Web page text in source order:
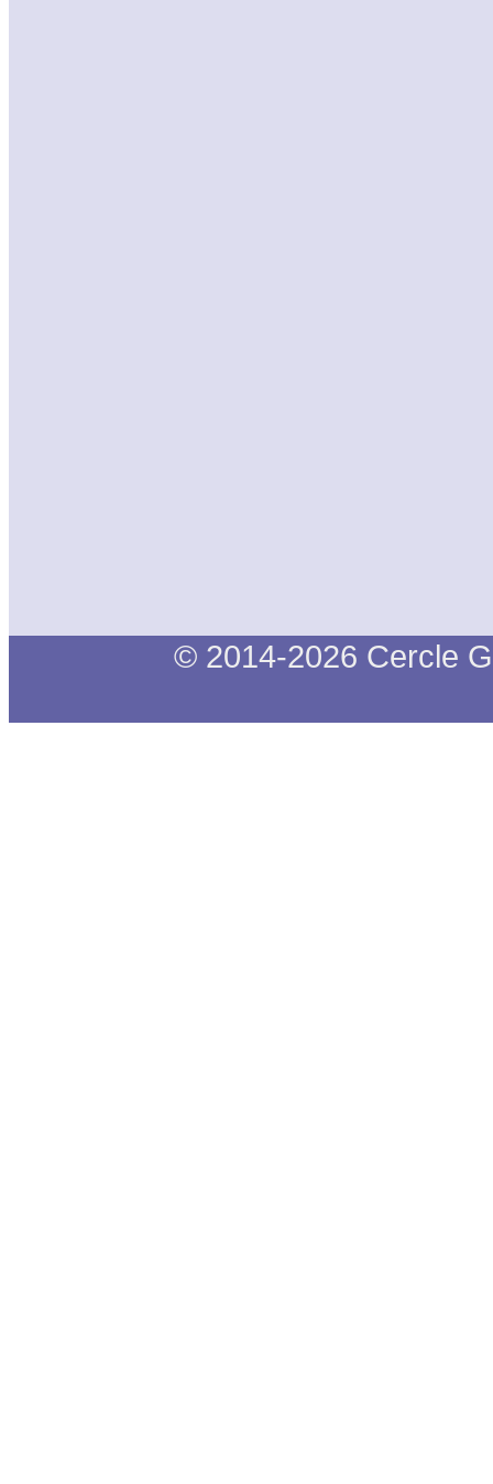
© 2014-2026 Cercle